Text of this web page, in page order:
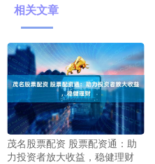
相关文章
茂名股票配资 股票配资通：助
力投资者放大收益，稳健理财